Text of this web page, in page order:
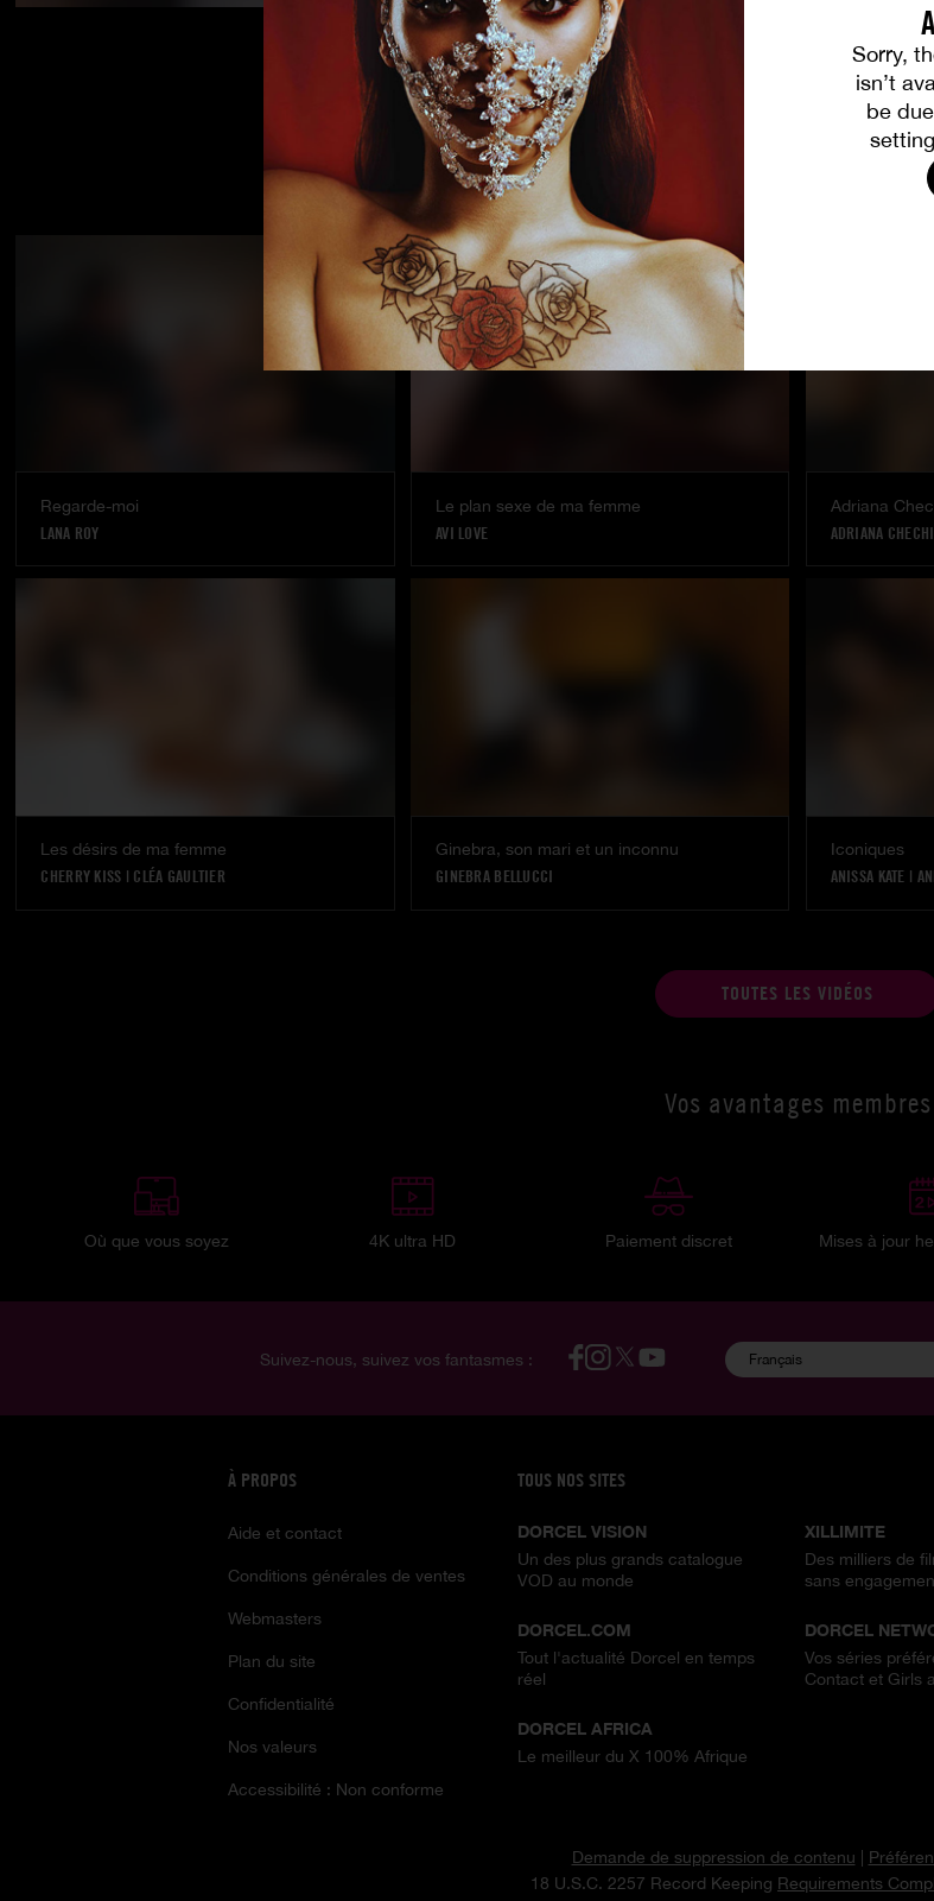
Sorry,
isn’t
be
TOUTES LES PHOTOS
Regarde-moi
LANA ROY
Le plan sexe de ma femme
AVI LOVE
Adriana
ADRIANA
Les désirs de ma femme
CHERRY KISS | CLÉA GAULTIER
Ginebra, son mari et un inconnu
GINEBRA BELLUCCI
Iconiques
ANISSA KATE |
TOUTES LES VIDÉOS
Vos avantages membres
Où que vous soyez 4K ultra HD Paiement discret Mises à jour
Suivez-nous, suivez vos fantasmes : Français
À PROPOS
Aide et contact
Conditions générales de ventes
Webmasters
Plan du site
Confidentialité
Nos valeurs
Accessibilité : Non conforme
TOUS NOS SITES
DORCEL VISION
Un des plus grands catalogue
VOD au monde
XILLIMITE
Des milliers de
sans
DORCEL.COM
Tout l'actualité Dorcel en temps
réel
DORCEL
Vos séries
Contact et Girls
DORCEL AFRICA
Le meilleur du X 100% Afrique
Demande de suppression de contenu
18 U.S.C. 2257 Record Keeping Requirements